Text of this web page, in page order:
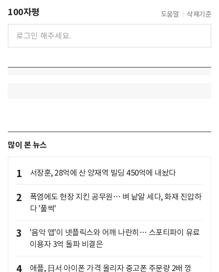
100자평 도움말 삭제기준
많이 본 뉴스
1 서장훈, 28억에 산 양재역 빌딩 450억에 내놨다
2
폭염에도 현장 지킨 공무원… 벼 낱알 세다, 화재 진압하
다 '풀썩'
3
'음악 앱'이 넷플릭스와 어깨 나란히… 스포티파이 유료
이용자 3억 돌파 비결은
4
애플, 日서 아이폰 가격 올리자 중고폰 주문량 2배 껑